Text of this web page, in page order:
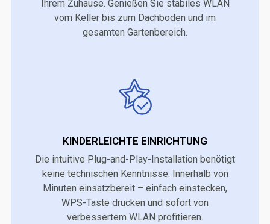
Ihrem Zuhause. Genießen Sie stabiles WLAN
vom Keller bis zum Dachboden und im
gesamten Gartenbereich.
KINDERLEICHTE EINRICHTUNG
Die intuitive Plug-and-Play-Installation benötigt
keine technischen Kenntnisse. Innerhalb von
Minuten einsatzbereit – einfach einstecken,
WPS-Taste drücken und sofort von
verbessertem WLAN profitieren.